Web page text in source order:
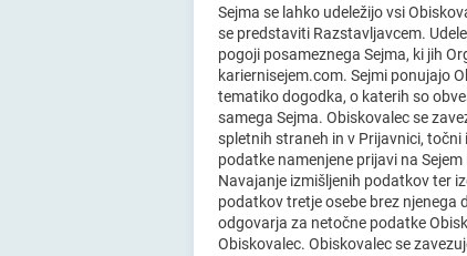
Sejma se lahko udeležijo vsi
se predstaviti Razstavljavcem.
pogoji posameznega Sejma, ki jih
kariernisejem.com. Sejmi ponujajo
tematiko dogodka, o katerih so
samega Sejma. Obiskovalec se
spletnih straneh in v Prijavnici,
podatke namenjene prijavi na
Navajanje izmišljenih podatkov ter
podatkov tretje osebe brez njenega
odgovarja za netočne podatke
Obiskovalec. Obiskovalec se